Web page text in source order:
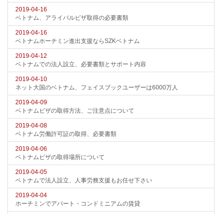
2019-04-16
ベトナム、アライバルビザ取得の必要書類
2019-04-16
ベトナムホーチミン進出支援ならSZKベトナム
2019-04-12
ベトナムでの法人設立、必要書類とサポート内容
2019-04-10
ネット大国のベトナム、フェイスブックユーザーは6000万人
2019-04-09
ベトナムビザの取得方法、ご注意点について
2019-04-08
ベトナム労働許可証の取得、必要書類
2019-04-06
ベトナムビザの取得場所について
2019-04-05
ベトナムで法人設立、人事労務支援もお任せ下さい
2019-04-04
ホーチミンでアパート・コンドミニアムの賃貸